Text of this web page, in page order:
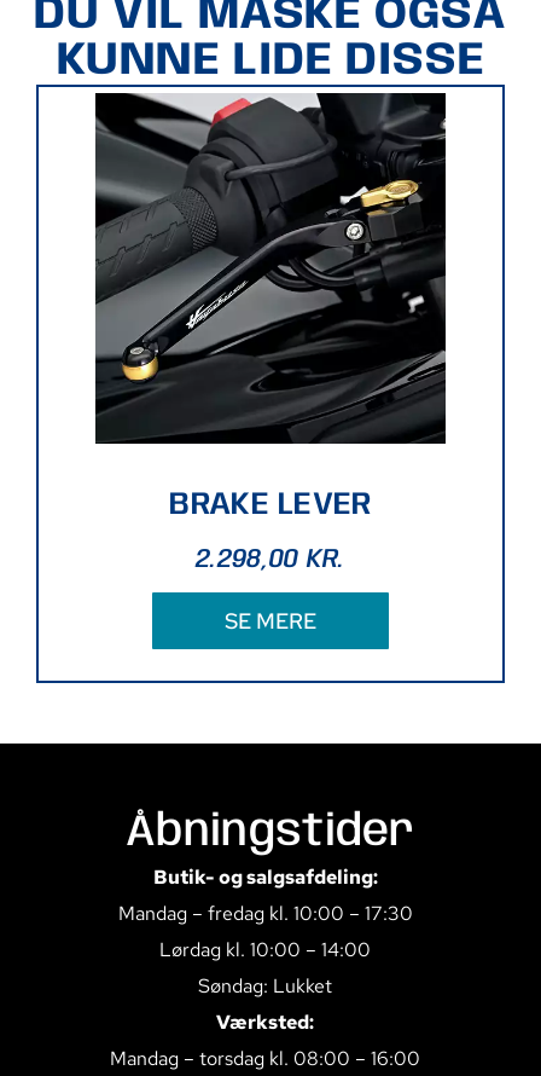
DU VIL MÅSKE OGSÅ
KUNNE LIDE DISSE
BRAKE LEVER
2.298,00KR.
SE MERE
Åbningstider
Butik- og salgsafdeling:
Mandag – fredag kl. 10:00 – 17:30
Lørdag kl. 10:00 – 14:00
Søndag: Lukket
Værksted:
Mandag – torsdag kl. 08:00 – 16:00